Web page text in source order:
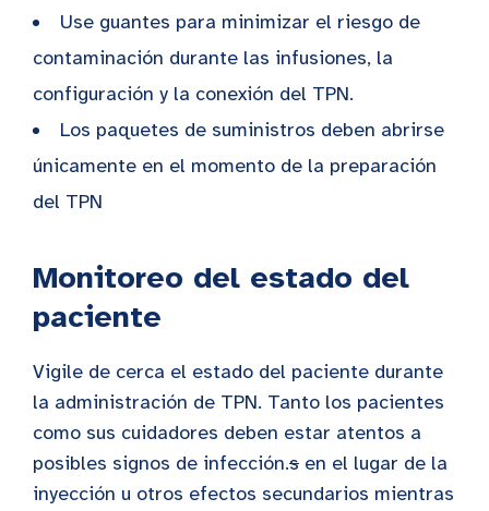
Use guantes para minimizar el riesgo de
contaminación durante las infusiones, la
configuración y la conexión del TPN.
Los paquetes de suministros deben abrirse
únicamente en el momento de la preparación
del TPN
Monitoreo del estado del
paciente
Vigile de cerca el estado del paciente durante
la administración de TPN. Tanto los pacientes
como sus cuidadores deben estar atentos a
posibles signos de infección.s en el lugar de la
inyección u otros efectos secundarios mientras